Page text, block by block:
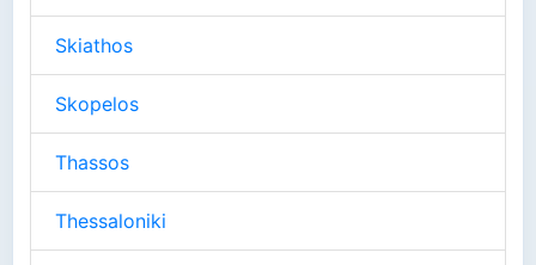
Skiathos
Skopelos
Thassos
Thessaloniki